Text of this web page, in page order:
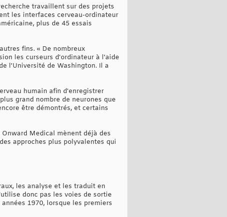
travaillent sur des projets
les interfaces cerveau-ordinateur
plus de 45 essais
fins. « De nombreux
les curseurs d'ordinateur à l'aide
l'Université de Washington. Il a
humain afin d'enregistrer
grand nombre de neurones que
être démontrés, et certains
Medical mènent déjà des
approches plus polyvalentes qui
les analyse et les traduit en
donc pas les voies de sortie
1970, lorsque les premiers